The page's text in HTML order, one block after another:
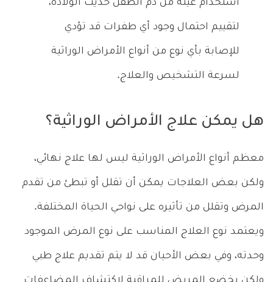
استخدام عينة من دم الطفل حديث الولادة،
لتقييم احتمال وجود أي طفرات قد تؤدي
للإصابة بأي نوع من أنواع الأمراض الوراثية
لسرعة التشخيص والعلاج.
هل يمكن علاج الأمراض الوراثية؟
معظم أنواع الأمراض الوراثية ليس لها علاج نهائي،
ولكن بعض العلاجات يمكن أن تقلل أو تبطئ من تقدم
المرض وتقلل من تأثيره على نواحي الحياة المختلفة.
ويعتمد نوع العلاج المناسب على نوع المرض الموجود
وحدته، وفي بعض الأحيان قد لا يتم تقديم علاج طبي